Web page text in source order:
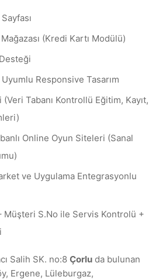
(Kredi Kartı Modülü)
Responsive Tasarım
Tabanı Kontrollü Eğitim, Kayıt,
Online Oyun Siteleri (Sanal
ve Uygulama Entegrasyonlu
Müşteri S.No ile Servis Kontrolü +
Salih SK. no:8 Çorlu da bulunan
Ergene, Lüleburgaz,